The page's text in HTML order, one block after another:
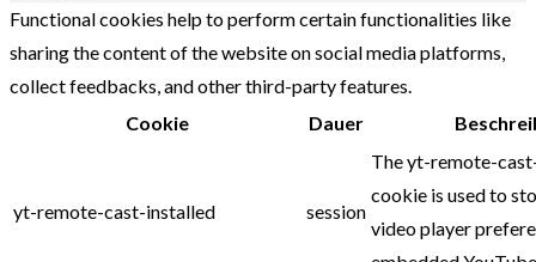
Functional cookies help to perform certain functionalities like
sharing the content of the website on social media platforms,
collect feedbacks, and other third-party features.
Cookie
Dauer
yt-remote-cast-installed session
The yt-remote-
cookie is used to
video player